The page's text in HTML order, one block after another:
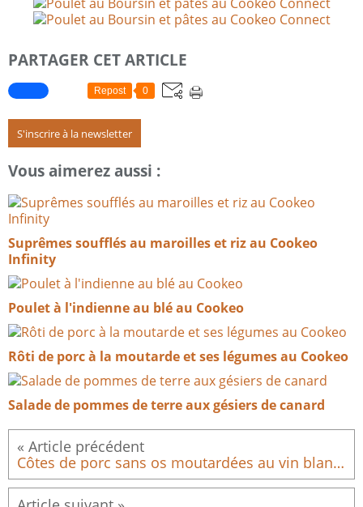
PARTAGER CET ARTICLE
Repost 0
S'inscrire à la newsletter
Vous aimerez aussi :
Suprêmes soufflés au maroilles et riz au Cookeo
Infinity​​​​​​​
Poulet à l'indienne au blé au Cookeo
Rôti de porc à la moutarde et ses légumes au Cookeo
Salade de pommes de terre aux gésiers de canard
Côtes de porc sans os moutardées au vin blanc à l’Airfryer COSORI